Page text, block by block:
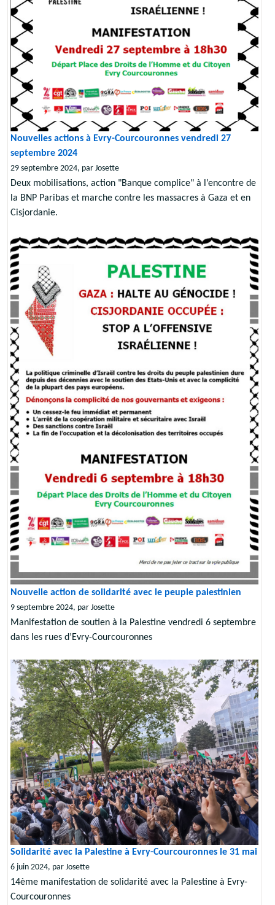
Nouvelles actions à Evry-Courcouronnes vendredi 27
septembre 2024
29 septembre 2024, par Josette
Deux mobilisations, action "Banque complice" à l’encontre de
la BNP Paribas et marche contre les massacres à Gaza et en
Cisjordanie.
Nouvelle action de solidarité avec le peuple palestinien
9 septembre 2024, par Josette
Manifestation de soutien à la Palestine vendredi 6 septembre
dans les rues d’Evry-Courcouronnes
Solidarité avec la Palestine à Evry-Courcouronnes le 31 mai
6 juin 2024, par Josette
14ème manifestation de solidarité avec la Palestine à Evry-
Courcouronnes